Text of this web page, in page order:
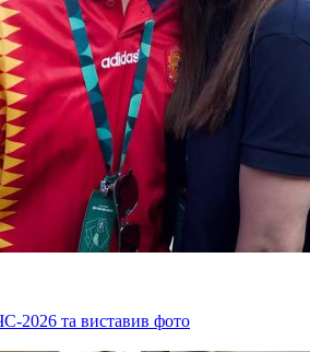
2026 та виставив фото